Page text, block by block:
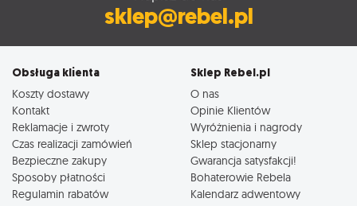
sklep@rebel.pl
Obsługa klienta
Koszty dostawy
Kontakt
Reklamacje i zwroty
Czas realizacji zamówień
Bezpieczne zakupy
Sposoby płatności
Regulamin rabatów
Sklep Rebel.pl
O nas
Opinie Klientów
Wyróżnienia i nagrody
Sklep stacjonarny
Gwarancja satysfakcji!
Bohaterowie Rebela
Kalendarz adwentowy